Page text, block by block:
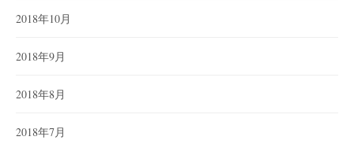
2018年10月
2018年9月
2018年8月
2018年7月